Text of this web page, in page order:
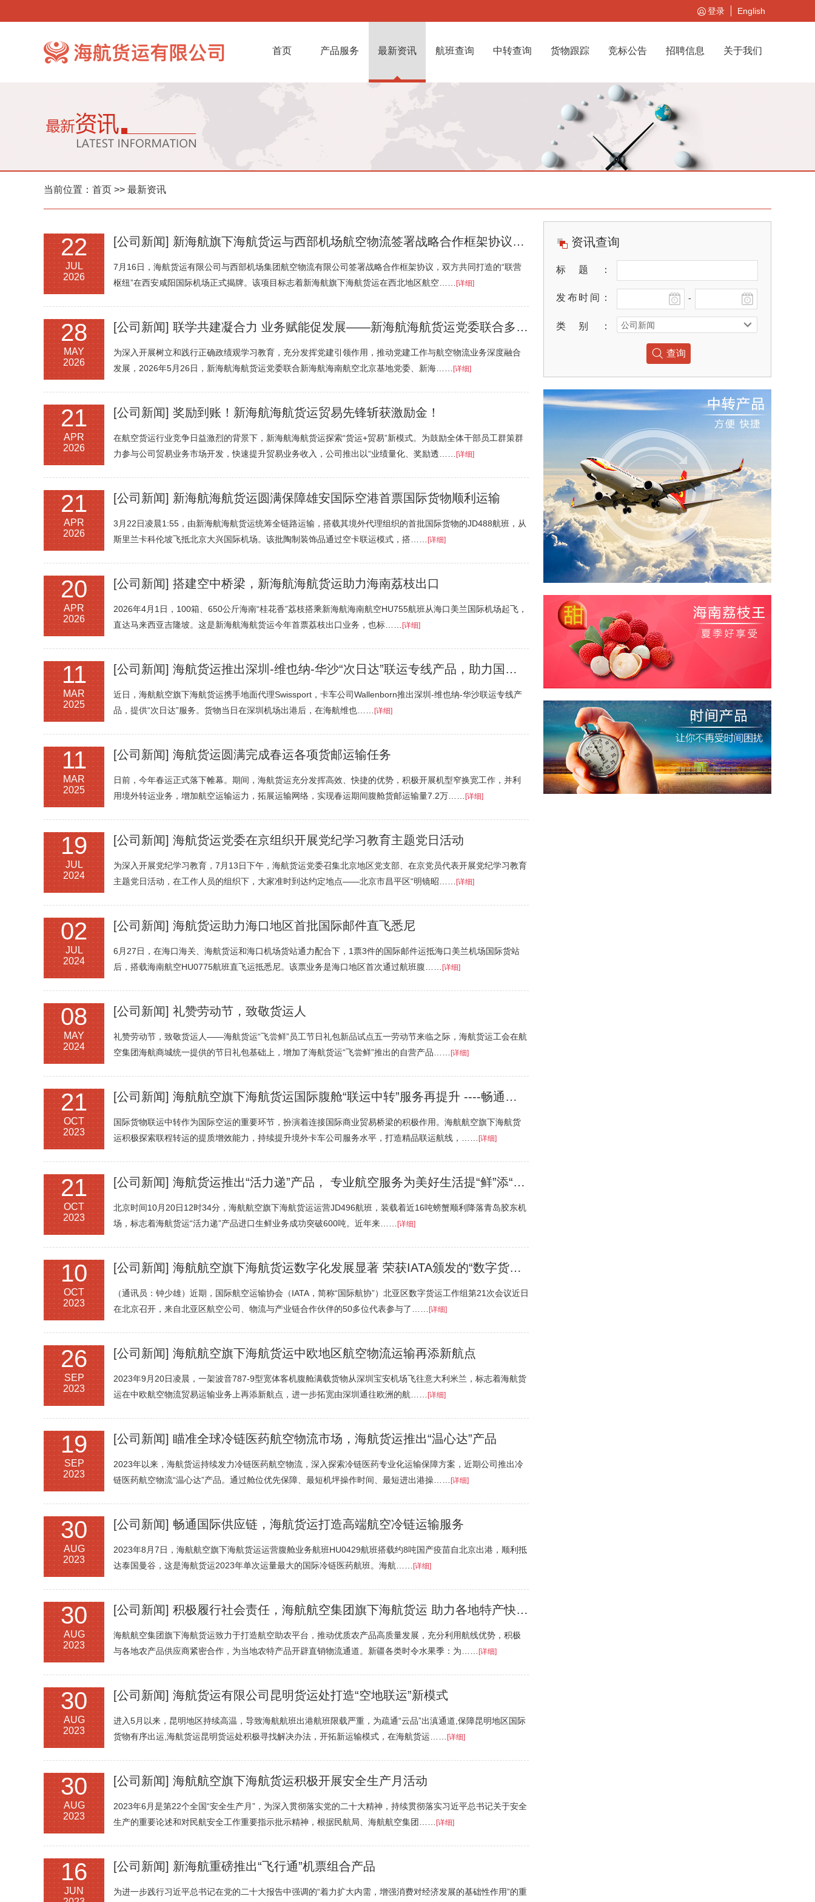
登录 English
首页 产品服务 最新资讯 航班查询 中转查询 货物跟踪 竞标公告 招聘信息 关于我们
当前位置： 首页 >> 最新资讯
资讯查询
标题：
发布时间： -
类别：
查询
22
JUL
2026
[公司新闻] 新海航旗下海航货运与西部机场航空物流签署战略合作框架协议，联合打造联营枢纽
7月16日，海航货运有限公司与西部机场集团航空物流有限公司签署战略合作框架协议，双方共同打造的“联营
枢纽”在西安咸阳国际机场正式揭牌。该项目标志着新海航旗下海航货运在西北地区航空……
[详细]
28
MAY
2026
[公司新闻] 联学共建凝合力 业务赋能促发展——新海航海航货运党委联合多方开展党建共建活动
为深入开展树立和践行正确政绩观学习教育，充分发挥党建引领作用，推动党建工作与航空物流业务深度融合
发展，2026年5月26日，新海航海航货运党委联合新海航海南航空北京基地党委、新海……
[详细]
21
APR
2026
[公司新闻] 奖励到账！新海航海航货运贸易先锋斩获激励金！
在航空货运行业竞争日益激烈的背景下，新海航海航货运探索“货运+贸易”新模式。为鼓励全体干部员工群策群
力参与公司贸易业务市场开发，快速提升贸易业务收入，公司推出以“业绩量化、奖励透……
[详细]
21
APR
2026
[公司新闻] 新海航海航货运圆满保障雄安国际空港首票国际货物顺利运输
3月22日凌晨1:55，由新海航海航货运统筹全链路运输，搭载其境外代理组织的首批国际货物的JD488航班，从
斯里兰卡科伦坡飞抵北京大兴国际机场。该批陶制装饰品通过空卡联运模式，搭……
[详细]
20
APR
2026
[公司新闻] 搭建空中桥梁，新海航海航货运助力海南荔枝出口
2026年4月1日，100箱、650公斤海南“桂花香”荔枝搭乘新海航海南航空HU755航班从海口美兰国际机场起飞，
直达马来西亚吉隆坡。这是新海航海航货运今年首票荔枝出口业务，也标……
[详细]
11
MAR
2025
[公司新闻] 海航货运推出深圳-维也纳-华沙“次日达”联运专线产品，助力国货开拓东欧市场
近日，海航航空旗下海航货运携手地面代理Swissport，卡车公司Wallenborn推出深圳-维也纳-华沙联运专线产
品，提供“次日达”服务。货物当日在深圳机场出港后，在海航维也……
[详细]
11
MAR
2025
[公司新闻] 海航货运圆满完成春运各项货邮运输任务
日前，今年春运正式落下帷幕。期间，海航货运充分发挥高效、快捷的优势，积极开展机型窄换宽工作，并利
用境外转运业务，增加航空运输运力，拓展运输网络，实现春运期间腹舱货邮运输量7.2万……
[详细]
19
JUL
2024
[公司新闻] 海航货运党委在京组织开展党纪学习教育主题党日活动
为深入开展党纪学习教育，7月13日下午，海航货运党委召集北京地区党支部、在京党员代表开展党纪学习教育
主题党日活动，在工作人员的组织下，大家准时到达约定地点——北京市昌平区“明镜昭……
[详细]
02
JUL
2024
[公司新闻] 海航货运助力海口地区首批国际邮件直飞悉尼
6月27日，在海口海关、海航货运和海口机场货站通力配合下，1票3件的国际邮件运抵海口美兰机场国际货站
后，搭载海南航空HU0775航班直飞运抵悉尼。该票业务是海口地区首次通过航班腹……
[详细]
08
MAY
2024
[公司新闻] 礼赞劳动节，致敬货运人
礼赞劳动节，致敬货运人——海航货运“飞尝鲜”员工节日礼包新品试点五一劳动节来临之际，海航货运工会在航
空集团海航商城统一提供的节日礼包基础上，增加了海航货运“飞尝鲜”推出的自营产品……
[详细]
21
OCT
2023
[公司新闻] 海航航空旗下海航货运国际腹舱“联运中转”服务再提升 ----畅通国际联程，助力保通保畅！
国际货物联运中转作为国际空运的重要环节，扮演着连接国际商业贸易桥梁的积极作用。海航航空旗下海航货
运积极探索联程转运的提质增效能力，持续提升境外卡车公司服务水平，打造精品联运航线，……
[详细]
21
OCT
2023
[公司新闻] 海航货运推出“活力递”产品， 专业航空服务为美好生活提“鲜”添“彩”
北京时间10月20日12时34分，海航航空旗下海航货运运营JD496航班，装载着近16吨螃蟹顺利降落青岛胶东机
场，标志着海航货运“活力递”产品进口生鲜业务成功突破600吨。近年来……
[详细]
10
OCT
2023
[公司新闻] 海航航空旗下海航货运数字化发展显著 荣获IATA颁发的“数字货运10周年纪念奖章”
（通讯员：钟少雄）近期，国际航空运输协会（IATA，简称“国际航协”）北亚区数字货运工作组第21次会议近日
在北京召开，来自北亚区航空公司、物流与产业链合作伙伴的50多位代表参与了……
[详细]
26
SEP
2023
[公司新闻] 海航航空旗下海航货运中欧地区航空物流运输再添新航点
2023年9月20日凌晨，一架波音787-9型宽体客机腹舱满载货物从深圳宝安机场飞往意大利米兰，标志着海航货
运在中欧航空物流贸易运输业务上再添新航点，进一步拓宽由深圳通往欧洲的航……
[详细]
19
SEP
2023
[公司新闻] 瞄准全球冷链医药航空物流市场，海航货运推出“温心达”产品
2023年以来，海航货运持续发力冷链医药航空物流，深入探索冷链医药专业化运输保障方案，近期公司推出冷
链医药航空物流“温心达”产品。通过舱位优先保障、最短机坪操作时间、最短进出港操……
[详细]
30
AUG
2023
[公司新闻] 畅通国际供应链，海航货运打造高端航空冷链运输服务
2023年8月7日，海航航空旗下海航货运运营腹舱业务航班HU0429航班搭载约8吨国产疫苗自北京出港，顺利抵
达泰国曼谷，这是海航货运2023年单次运量最大的国际冷链医药航班。海航……
[详细]
30
AUG
2023
[公司新闻] 积极履行社会责任，海航航空集团旗下海航货运 助力各地特产快速流通
海航航空集团旗下海航货运致力于打造航空助农平台，推动优质农产品高质量发展，充分利用航线优势，积极
与各地农产品供应商紧密合作，为当地农特产品开辟直销物流通道。新疆各类时令水果季：为……
[详细]
30
AUG
2023
[公司新闻] 海航货运有限公司昆明货运处打造“空地联运”新模式
进入5月以来，昆明地区持续高温，导致海航航班出港航班限载严重，为疏通“云品”出滇通道,保障昆明地区国际
货物有序出运,海航货运昆明货运处积极寻找解决办法，开拓新运输模式，在海航货运……
[详细]
30
AUG
2023
[公司新闻] 海航航空旗下海航货运积极开展安全生产月活动
2023年6月是第22个全国“安全生产月”，为深入贯彻落实党的二十大精神，持续贯彻落实习近平总书记关于安全
生产的重要论述和对民航安全工作重要指示批示精神，根据民航局、海航航空集团……
[详细]
16
JUN
[公司新闻] 新海航重磅推出“飞行通”机票组合产品
为进一步践行习近平总书记在党的二十大报告中强调的“着力扩大内需，增强消费对经济发展的基础性作用”的重